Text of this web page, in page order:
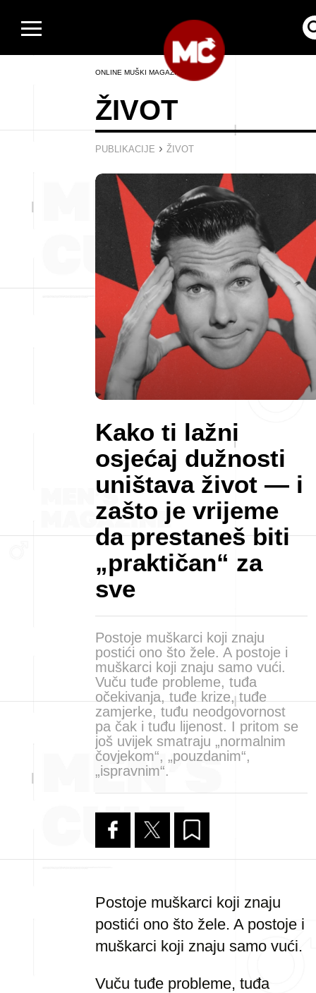
ONLINE MUŠKI MAGAZIN
ŽIVOT
PUBLIKACIJE › ŽIVOT
Kako ti lažni
osjećaj dužnosti
uništava život — i
zašto je vrijeme
da prestaneš biti
„praktičan“ za
sve
Postoje muškarci koji znaju
postići ono što žele. A postoje i
muškarci koji znaju samo vući.
Vuču tuđe probleme, tuđa
očekivanja, tuđe krize, tuđe
zamjerke, tuđu neodgovornost
pa čak i tuđu lijenost. I pritom se
još uvijek smatraju „normalnim
čovjekom“, „pouzdanim“,
„ispravnim“.
Postoje muškarci koji znaju
postići ono što žele. A postoje i
muškarci koji znaju samo vući.
Vuču tuđe probleme, tuđa